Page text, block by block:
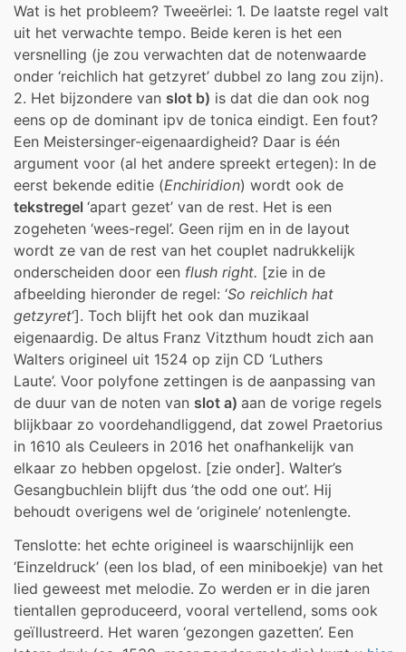
Wat is het probleem? Tweeërlei: 1. De laatste regel valt
uit het verwachte tempo. Beide keren is het een
versnelling (je zou verwachten dat de notenwaarde
onder ‘reichlich hat getzyret’ dubbel zo lang zou zijn).
2. Het bijzondere van slot b) is dat die dan ook nog
eens op de dominant ipv de tonica eindigt. Een fout?
Een Meistersinger-eigenaardigheid? Daar is één
argument voor (al het andere spreekt ertegen): In de
eerst bekende editie (Enchiridion) wordt ook de
tekstregel ‘apart gezet’ van de rest. Het is een
zogeheten ‘wees-regel’. Geen rijm en in de layout
wordt ze van de rest van het couplet nadrukkelijk
onderscheiden door een flush right. [zie in de
afbeelding hieronder de regel: ‘So reichlich hat
getzyret‘]. Toch blijft het ook dan muzikaal
eigenaardig. De altus Franz Vitzthum houdt zich aan
Walters origineel uit 1524 op zijn CD ‘Luthers
Laute’. Voor polyfone zettingen is de aanpassing van
de duur van de noten van slot a) aan de vorige regels
blijkbaar zo voordehandliggend, dat zowel Praetorius
in 1610 als Ceuleers in 2016 het onafhankelijk van
elkaar zo hebben opgelost. [zie onder]. Walter’s
Gesangbuchlein blijft dus ’the odd one out’. Hij
behoudt overigens wel de ‘originele’ notenlengte.
Tenslotte: het echte origineel is waarschijnlijk een
‘Einzeldruck’ (een los blad, of een miniboekje) van het
lied geweest met melodie. Zo werden er in die jaren
tientallen geproduceerd, vooral vertellend, soms ook
geïllustreerd. Het waren ‘gezongen gazetten’. Een